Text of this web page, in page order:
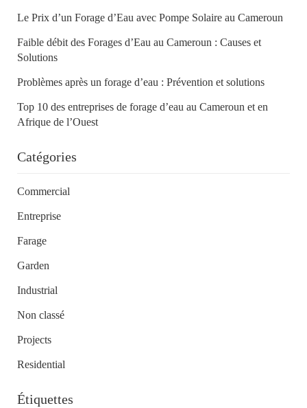
Le Prix d’un Forage d’Eau avec Pompe Solaire au Cameroun
Faible débit des Forages d’Eau au Cameroun : Causes et
Solutions
Problèmes après un forage d’eau : Prévention et solutions
Top 10 des entreprises de forage d’eau au Cameroun et en
Afrique de l’Ouest
Catégories
Commercial
Entreprise
Farage
Garden
Industrial
Non classé
Projects
Residential
Étiquettes